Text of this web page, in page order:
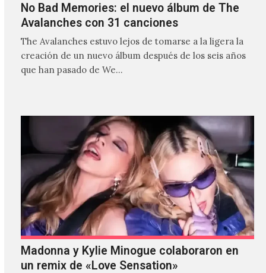
No Bad Memories: el nuevo álbum de The
Avalanches con 31 canciones
The Avalanches estuvo lejos de tomarse a la ligera la
creación de un nuevo álbum después de los seis años
que han pasado de We…
Madonna y Kylie Minogue colaboraron en
un remix de «Love Sensation»